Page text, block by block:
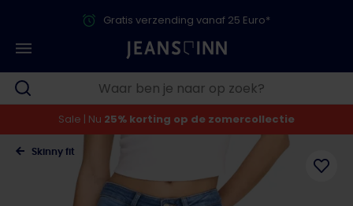
Gratis verzending vanaf 25 Euro*
Sale | Nu 25% korting op de zomercollectie
Skinny fit